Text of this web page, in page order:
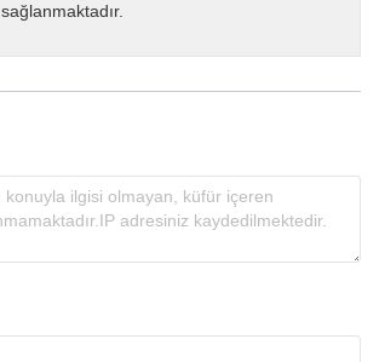
sağlanmaktadır.